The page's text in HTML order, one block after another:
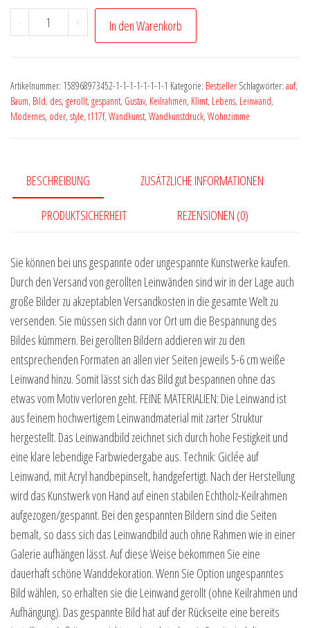
-
Landschaft
Bild
Baum
Blumen
Medici
Menge
+ In den Warenkorb
Artikelnummer: 158968973452-1-1-1-1-1-1-1-1 Kategorie: Bestseller Schlagwörter: auf,
Baum, Bild, des, gerollt, gespannt, Gustav, Keilrahmen, Klimt, Lebens, Leinwand,
Modernes, oder, style, t117f, Wandkunst, Wandkunstdruck, Wohnzimme
BESCHREIBUNG ZUSÄTZLICHE INFORMATIONEN
PRODUKTSICHERHEIT REZENSIONEN (0)
Sie können bei uns gespannte oder ungespannte Kunstwerke kaufen.
Durch den Versand von gerollten Leinwänden sind wir in der Lage auch
große Bilder zu akzeptablen Versandkosten in die gesamte Welt zu
versenden. Sie müssen sich dann vor Ort um die Bespannung des
Bildes kümmern. Bei gerollten Bildern addieren wir zu den
entsprechenden Formaten an allen vier Seiten jeweils 5-6 cm weiße
Leinwand hinzu. Somit lässt sich das Bild gut bespannen ohne das
etwas vom Motiv verloren geht. FEINE MATERIALIEN: Die Leinwand ist
aus feinem hochwertigem Leinwandmaterial mit zarter Struktur
hergestellt. Das Leinwandbild zeichnet sich durch hohe Festigkeit und
eine klare lebendige Farbwiedergabe aus. Technik: Giclée auf
Leinwand, mit Acryl handbepinselt, handgefertigt. Nach der Herstellung
wird das Kunstwerk von Hand auf einen stabilen Echtholz-Keilrahmen
aufgezogen/gespannt. Bei den gespannten Bildern sind die Seiten
bemalt, so dass sich das Leinwandbild auch ohne Rahmen wie in einer
Galerie aufhängen lässt. Auf diese Weise bekommen Sie eine
dauerhaft schöne Wanddekoration. Wenn Sie Option ungespanntes
Bild wählen, so erhalten sie die Leinwand gerollt (ohne Keilrahmen und
Aufhängung). Das gespannte Bild hat auf der Rückseite eine bereits